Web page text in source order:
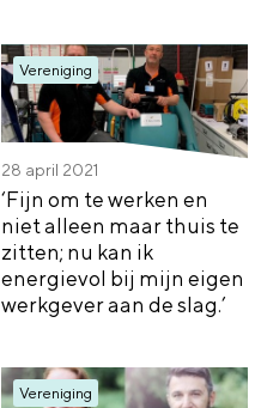
Vereniging
28 april 2021
‘Fijn om te werken en
niet alleen maar thuis te
zitten; nu kan ik
energievol bij mijn eigen
werkgever aan de slag.’
Vereniging